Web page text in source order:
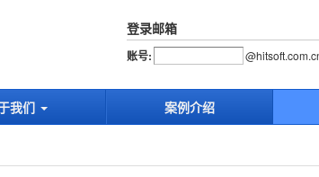
登录邮箱
账号: @
我们 案例介绍